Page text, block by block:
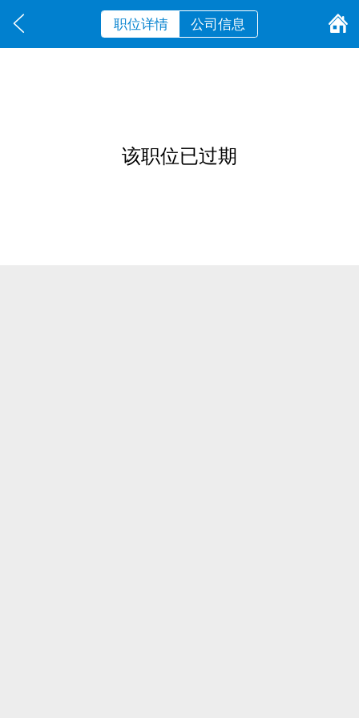
职位详情 公司信息
该职位已过期